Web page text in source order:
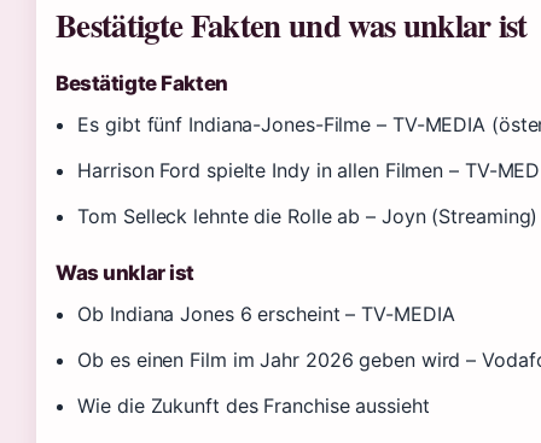
Bestätigte Fakten und was unklar ist
Bestätigte Fakten
Es gibt fünf Indiana-Jones-Filme – TV-MEDIA
Harrison Ford spielte Indy in allen Filmen – TV-
Tom Selleck lehnte die Rolle ab – Joyn (Streaming)
Was unklar ist
Ob Indiana Jones 6 erscheint – TV-MEDIA
Ob es einen Film im Jahr 2026 geben wird –
Wie die Zukunft des Franchise aussieht